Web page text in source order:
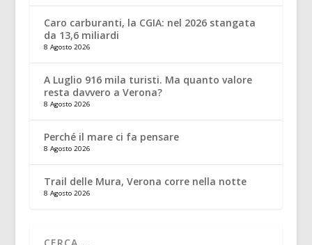
Caro carburanti, la CGIA: nel 2026 stangata
da 13,6 miliardi
8 Agosto 2026
A Luglio 916 mila turisti. Ma quanto valore
resta davvero a Verona?
8 Agosto 2026
Perché il mare ci fa pensare
8 Agosto 2026
Trail delle Mura, Verona corre nella notte
8 Agosto 2026